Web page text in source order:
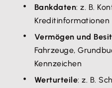
Bankdaten: z. B.
Kreditinformationen
Vermögen und
Fahrzeuge,
Kennzeichen
Werturteile: z. B.